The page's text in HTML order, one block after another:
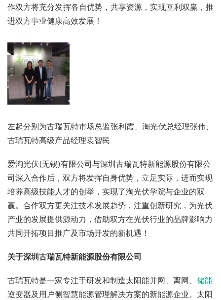
作双方将充分发挥各自优势，共享资源，实现互利双赢，推
进双方事业健康高效发展！
左起分别为古瑞瓦特市场总监张利霞、淘光伏总经理张伟、
古瑞瓦特高级产品经理袁智民
爱淘光伏(无锡)有限公司与深圳古瑞瓦特新能源股份有限公
司深入合作后，双方将发挥自身优势，立足实际，进而实现
培养高级技能人才的创举，实现了淘光伏学院与企业的双
赢。合作双方更关注技术发展趋势，注重创新研究，为光伏
产业的发展提供源动力，借助双方在光伏行业的品牌影响力
共同开拓项目推广及市场开发的新机遇！
关于深圳古瑞瓦特新能源股份有限公司
古瑞瓦特是一家专注于研发和制造太阳能并网、离网、 储能
逆变器及用户侧智慧能源管理解决方案的新能源企业。太阳